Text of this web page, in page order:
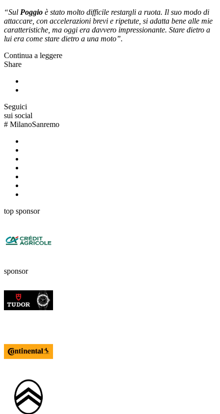
“Sul Poggio è stato molto difficile restargli a ruota. Il suo modo di
attaccare, con accelerazioni brevi e ripetute, si adatta bene alle mie
caratteristiche, ma oggi era davvero impressionante. Stare dietro a
lui era come stare dietro a una moto”.
Continua a leggere
Share
Seguici
sui social
# MilanoSanremo
top sponsor
sponsor